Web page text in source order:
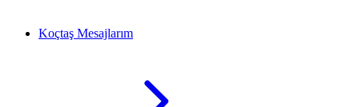
Koçtaş Mesajlarım